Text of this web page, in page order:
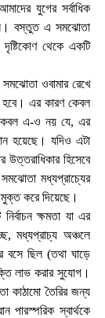
যুগের সর্বাধিক
বস্তুত এ সমঝোতা
দৃষ্টিকোণ থেকে একটি
ওবামার রেখে
হবে। এর কারণ কেবল
কেবল এ-ও নয় যে, এর
হয়েছে। যদিও এটা
উত্তরাধিকার হিসেবে
মধ্যপ্রাচ্যের
করে দিয়েছে।
ক্ষমতা যা এর
মধ্যপ্রাচ্য অঞ্চলে
বসে ছিল (তথা ঘাড়ে
লাভ করার সুযোগ।
কাঠামো তৈরির জন্য
পারস্পরিক স্বার্থকে